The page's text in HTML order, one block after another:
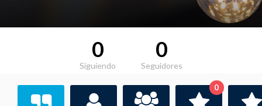
0
Siguiendo
0
Seguidores
0